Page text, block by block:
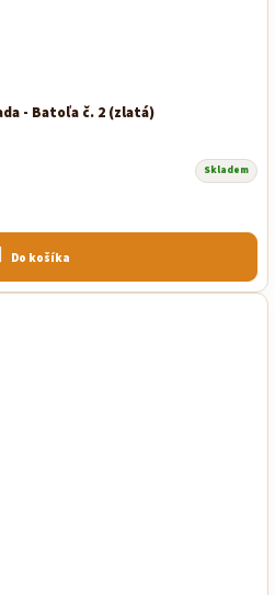
- Batoľa č. 2 (zlatá)
Skladem
Do košíka